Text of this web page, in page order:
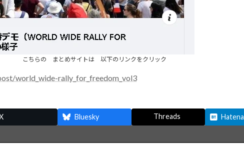
こちらの まとめサイトは 以下のリンクをクリック
world_wide-rally_for_freedom_vol3
Bluesky Threads Hatena